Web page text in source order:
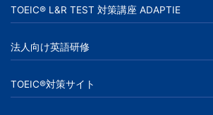
送
TOEIC® L&R TEST 対策講座 ADAPTIE
法人向け英語研修
TOEIC®対策サイト